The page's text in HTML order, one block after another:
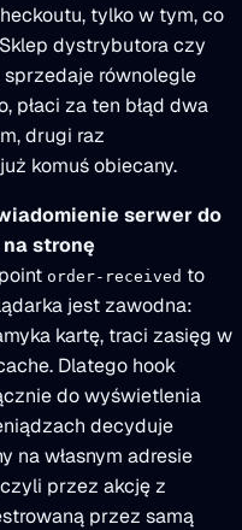
tylko w tym, co
dystrybutora czy
równolegle
płaci za ten błąd dwa
drugi raz
komuś obiecany.
serwer do
stronę
order-received to
jest zawodna:
kartę, traci zasięg w
Dlatego hook
do wyświetlenia
decyduje
na własnym adresie
przez akcję z
przez samą